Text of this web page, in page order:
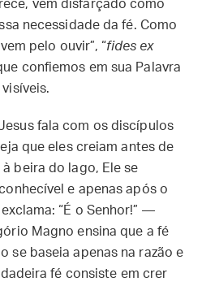
vem disfarçado como
necessidade da fé. Como
pelo ouvir”, “fides ex
confiemos em sua Palavra
fala com os discípulos
que eles creiam antes de
beira do lago, Ele se
e apenas após o
“É o Senhor!” —
Magno ensina que a fé
se baseia apenas na razão e
fé consiste em crer